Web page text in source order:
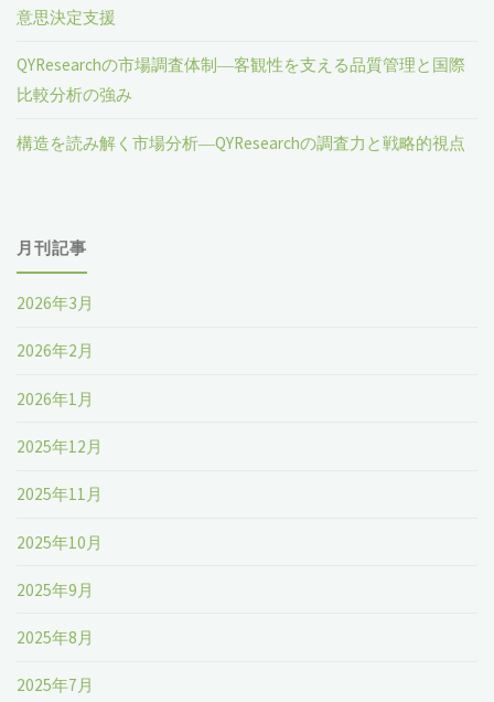
意思決定支援
QYResearchの市場調査体制―客観性を支える品質管理と国際
比較分析の強み
構造を読み解く市場分析―QYResearchの調査力と戦略的視点
月刊記事
2026年3月
2026年2月
2026年1月
2025年12月
2025年11月
2025年10月
2025年9月
2025年8月
2025年7月